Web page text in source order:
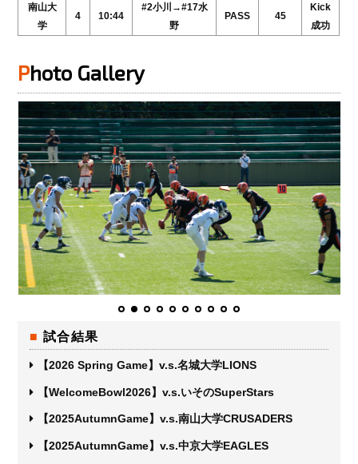
南山大
学
4 10:44
#2小川→#17水
野
PASS 45
Kick
成功
Photo Gallery
試合結果
【2026 Spring Game】v.s.名城大学LIONS
【WelcomeBowl2026】v.s.いそのSuperStars
【2025AutumnGame】v.s.南山大学CRUSADERS
【2025AutumnGame】v.s.中京大学EAGLES